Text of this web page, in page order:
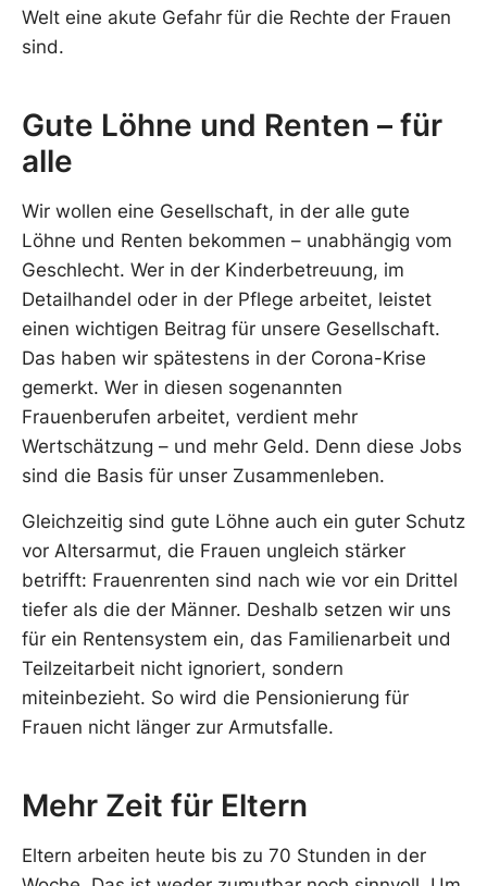
Welt eine akute Gefahr für die Rechte der Frauen
sind.
Gute Löhne und Renten – für
alle
Wir wollen eine Gesellschaft, in der alle gute
Löhne und Renten bekommen – unabhängig vom
Geschlecht. Wer in der Kinderbetreuung, im
Detailhandel oder in der Pflege arbeitet, leistet
einen wichtigen Beitrag für unsere Gesellschaft.
Das haben wir spätestens in der Corona-Krise
gemerkt. Wer in diesen sogenannten
Frauenberufen arbeitet, verdient mehr
Wertschätzung – und mehr Geld. Denn diese Jobs
sind die Basis für unser Zusammenleben.
Gleichzeitig sind gute Löhne auch ein guter Schutz
vor Altersarmut, die Frauen ungleich stärker
betrifft: Frauenrenten sind nach wie vor ein Drittel
tiefer als die der Männer. Deshalb setzen wir uns
für ein Rentensystem ein, das Familienarbeit und
Teilzeitarbeit nicht ignoriert, sondern
miteinbezieht. So wird die Pensionierung für
Frauen nicht länger zur Armutsfalle.
Mehr Zeit für Eltern
Eltern arbeiten heute bis zu 70 Stunden in der